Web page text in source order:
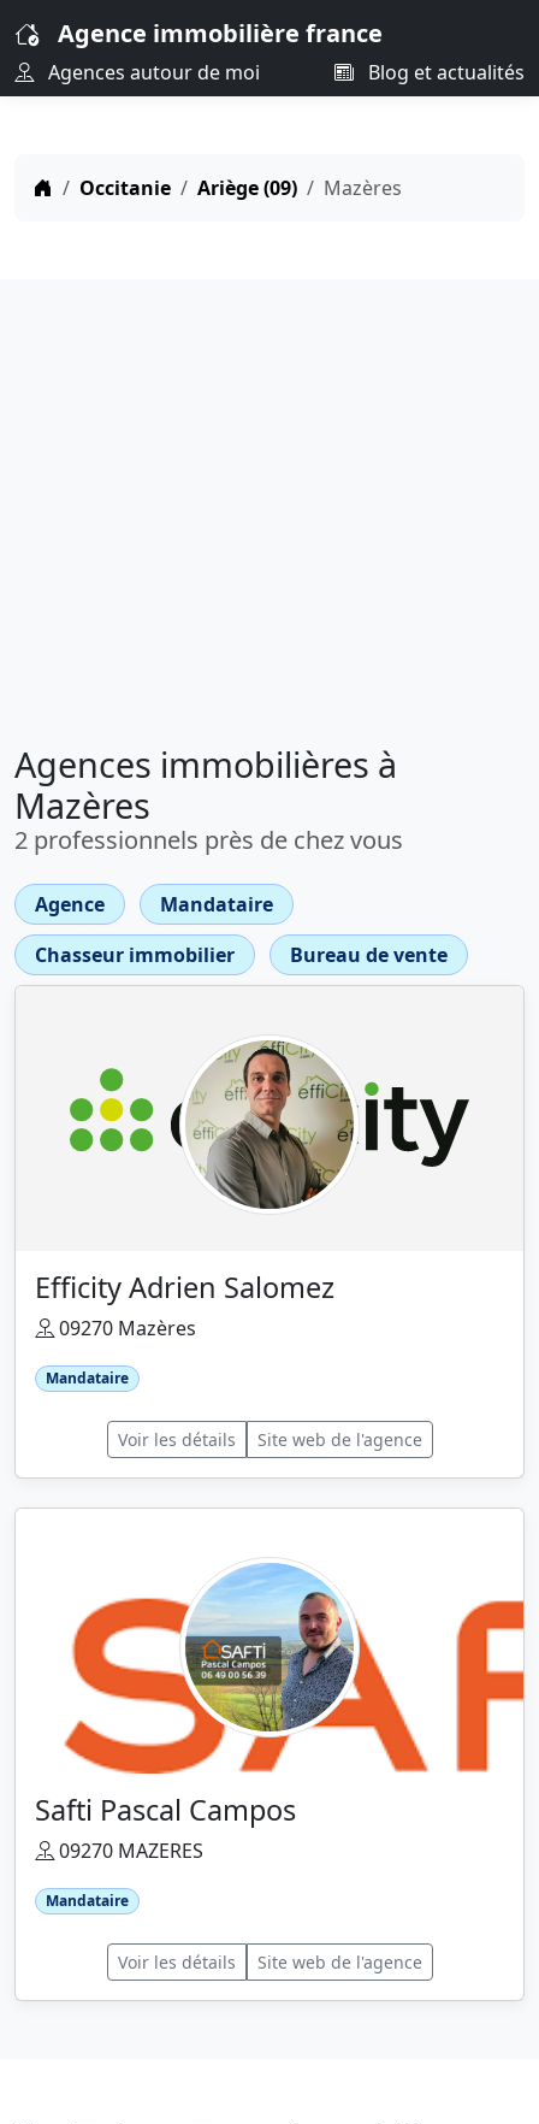
Agence immobilière france
Agences autour de moi Blog et actualités
Occitanie Ariège (09) Mazères
Agences immobilières à
Mazères
2 professionnels près de chez vous
Agence
Mandataire
Chasseur immobilier
Bureau de vente
Efficity Adrien Salomez
09270 Mazères
Mandataire
Voir les détails Site web de l'agence
Safti Pascal Campos
09270 MAZERES
Mandataire
Voir les détails Site web de l'agence